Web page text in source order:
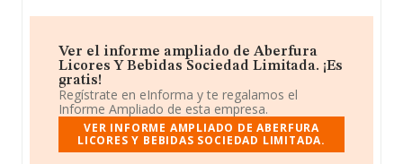
Ver el informe ampliado de Aberfura
Licores Y Bebidas Sociedad Limitada. ¡Es
gratis!
Regístrate en eInforma y te regalamos el
Informe Ampliado de esta empresa.
VER INFORME AMPLIADO DE ABERFURA
LICORES Y BEBIDAS SOCIEDAD LIMITADA.